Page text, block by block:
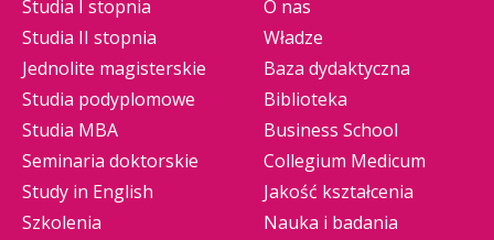
Studia I stopnia
Studia II stopnia
Jednolite magisterskie
Studia podyplomowe
Studia MBA
Seminaria doktorskie
Study in English
Szkolenia
O nas
Władze
Baza dydaktyczna
Biblioteka
Business School
Collegium Medicum
Jakość kształcenia
Nauka i badania